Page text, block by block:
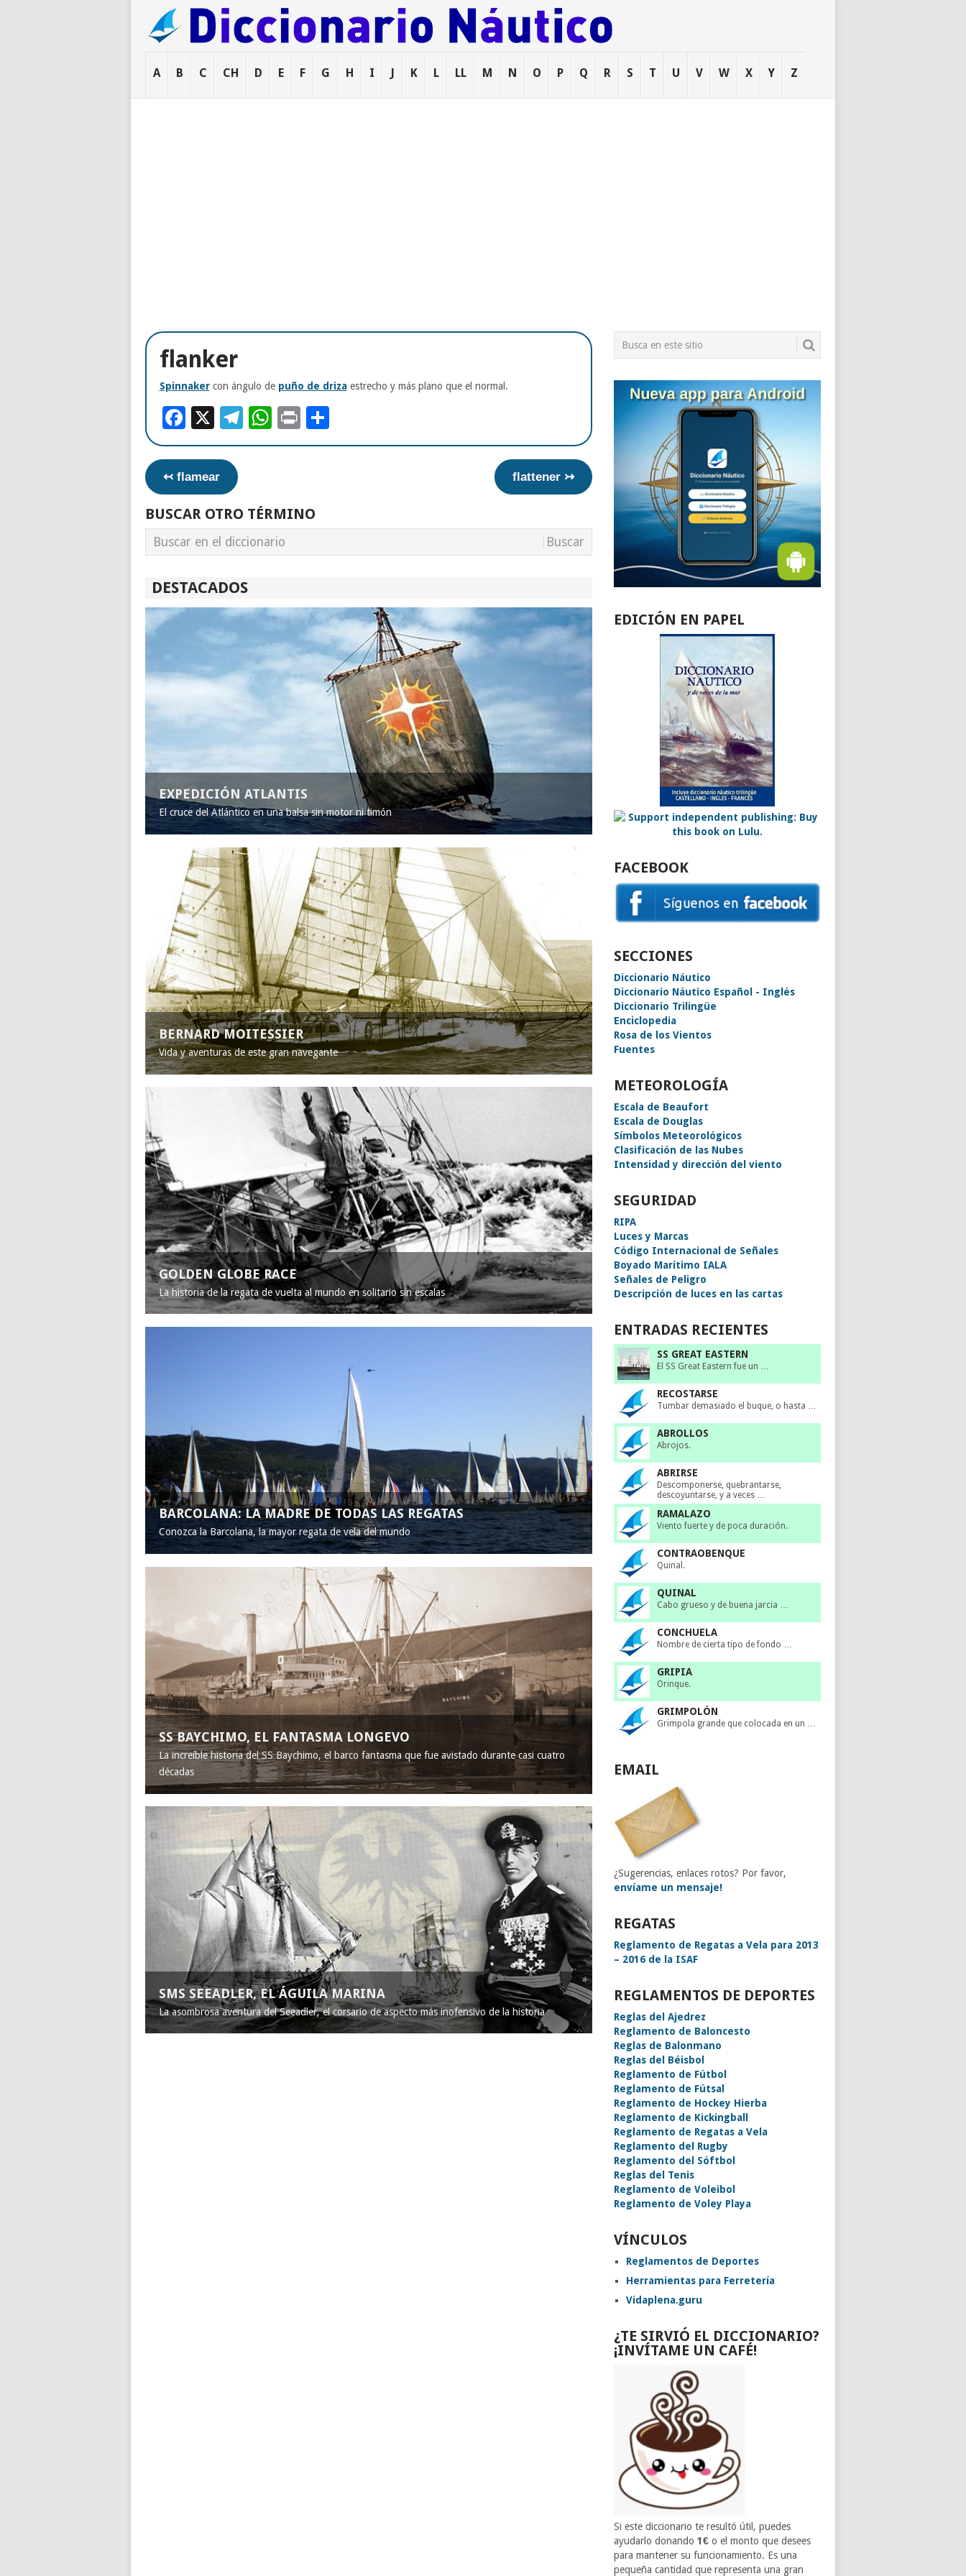
A B C CH D E F G H I J K L LL M N O P Q R S T U V W X Y Z
flanker
Spinnakercon ángulo de puño de drizaestrecho y más plano que el normal.
Facebook
X Telegram
WhatsApp
PrintCompartir
↢ flamear flattener ↣
BUSCAR OTRO TÉRMINO
DESTACADOS
EXPEDICIÓN ATLANTIS
El cruce del Atlántico en una balsa sin motor ni timón
BERNARD MOITESSIER
Vida y aventuras de este gran navegante
GOLDEN GLOBE RACE
La historia de la regata de vuelta al mundo en solitario sin escalas
BARCOLANA: LA MADRE DE TODAS LAS REGATAS
Conozca la Barcolana, la mayor regata de vela del mundo
SS BAYCHIMO, EL FANTASMA LONGEVO
La increíble historia del SS Baychimo, el barco fantasma que fue avistado durante casi cuatro
décadas
SMS SEEADLER, EL ÁGUILA MARINA
La asombrosa aventura del Seeadler, el corsario de aspecto más inofensivo de la historia
EDICIÓN EN PAPEL
FACEBOOK
SECCIONES
Diccionario Náutico
Diccionario Náutico Español - Inglés
Diccionario Trilingüe
Enciclopedia
Rosa de los Vientos
Fuentes
METEOROLOGÍA
Escala de Beaufort
Escala de Douglas
Símbolos Meteorológicos
Clasificación de las Nubes
Intensidad y dirección del viento
SEGURIDAD
RIPA
Luces y Marcas
Código Internacional de Señales
Boyado Marítimo IALA
Señales de Peligro
Descripción de luces en las cartas
ENTRADAS RECIENTES
SS GREAT EASTERN
El SS Great Eastern fue un …
RECOSTARSE
Tumbar demasiado el buque, o hasta …
ABROLLOS
Abrojos.
ABRIRSE
Descomponerse, quebrantarse,
descoyuntarse, y a veces …
RAMALAZO
Viento fuerte y de poca duración.
CONTRAOBENQUE
Quinal.
QUINAL
Cabo grueso y de buena jarcia …
CONCHUELA
Nombre de cierta tipo de fondo …
GRIPIA
Orinque.
GRIMPOLÓN
Grimpola grande que colocada en un …
EMAIL
¿Sugerencias, enlaces rotos? Por favor,
envíame un mensaje!
REGATAS
Reglamento de Regatas a Vela para 2013
– 2016 de la ISAF
REGLAMENTOS DE DEPORTES
Reglas del Ajedrez
Reglamento de Baloncesto
Reglas de Balonmano
Reglas del Béisbol
Reglamento de Fútbol
Reglamento de Fútsal
Reglamento de Hockey Hierba
Reglamento de Kickingball
Reglamento de Regatas a Vela
Reglamento del Rugby
Reglamento del Sóftbol
Reglas del Tenis
Reglamento de Voleibol
Reglamento de Voley Playa
VÍNCULOS
Reglamentos de Deportes
Herramientas para Ferretería
Vidaplena.guru
¿TE SIRVIÓ EL DICCIONARIO?
¡INVÍTAME UN CAFÉ!
Si este diccionario te resultó útil, puedes
ayudarlo donando1€ o el monto que desees
para mantener su funcionamiento. Es una
pequeña cantidad que representa una gran